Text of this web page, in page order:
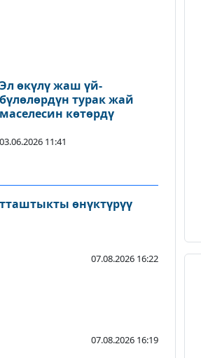
Эл өкүлү жаш үй-
бүлөлөрдүн турак жай
маселесин көтөрдү
03.06.2026 11:41
өнүктүрүү
07.08.2026 16:22
07.08.2026 16:19